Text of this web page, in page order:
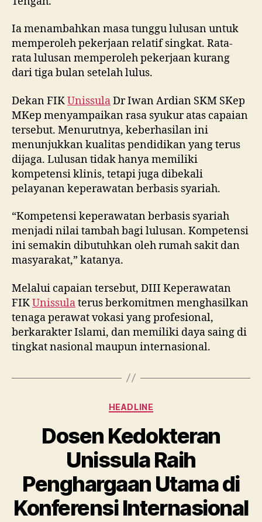
Ia menambahkan masa tunggu lulusan untuk
memperoleh pekerjaan relatif singkat. Rata-
rata lulusan memperoleh pekerjaan kurang
dari tiga bulan setelah lulus.
Dekan FIKUnissulaDr Iwan Ardian SKM SKep
MKep menyampaikan rasa syukur atas capaian
tersebut. Menurutnya, keberhasilan ini
menunjukkan kualitas pendidikan yang terus
dijaga. Lulusan tidak hanya memiliki
kompetensi klinis, tetapi juga dibekali
pelayanan keperawatan berbasis syariah.
“Kompetensi keperawatan berbasis syariah
menjadi nilai tambah bagi lulusan. Kompetensi
ini semakin dibutuhkan oleh rumah sakit dan
masyarakat,” katanya.
Melalui capaian tersebut, DIII Keperawatan
FIKUnissulaterus berkomitmen menghasilkan
tenaga perawat vokasi yang profesional,
berkarakter Islami, dan memiliki daya saing di
tingkat nasional maupun internasional.
Categories
HEADLINE
Dosen Kedokteran
Unissula Raih
Penghargaan Utama di
Konferensi Internasional